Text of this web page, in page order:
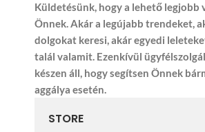
Küldetésünk, hogy a lehető
Önnek. Akár a legújabb trendeket,
dolgokat keresi, akár egyedi
talál valamit. Ezenkívül
készen áll, hogy segítsen Önnek
aggálya esetén.
STORE